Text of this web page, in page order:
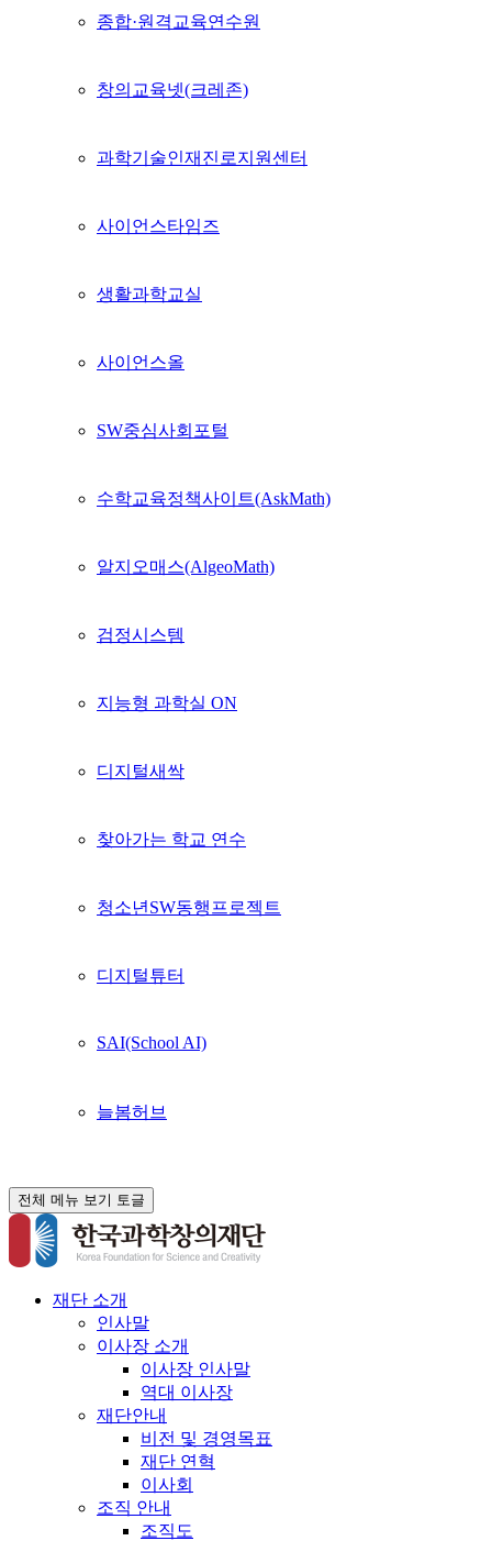
종합·원격교육연수원
창의교육넷(크레존)
과학기술인재진로지원센터
사이언스타임즈
생활과학교실
사이언스올
SW중심사회포털
수학교육정책사이트(AskMath)
알지오매스(AlgeoMath)
검정시스템
지능형 과학실 ON
디지털새싹
찾아가는 학교 연수
청소년SW동행프로젝트
디지털튜터
SAI(School AI)
늘봄허브
전체 메뉴 보기 토글
재단 소개
인사말
이사장 소개
이사장 인사말
역대 이사장
재단안내
비전 및 경영목표
재단 연혁
이사회
조직 안내
조직도